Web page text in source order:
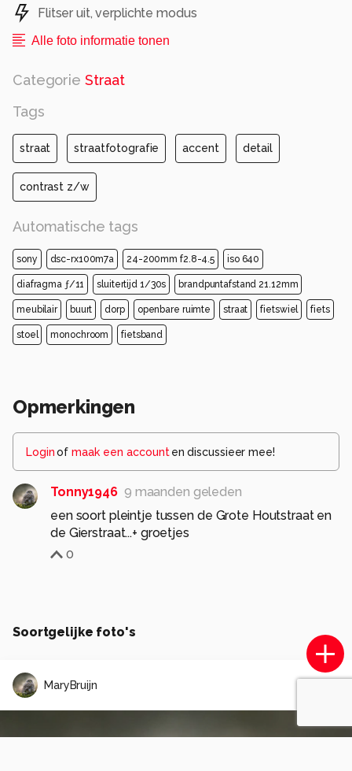
Flitser uit, verplichte modus
Alle foto informatie tonen
Categorie Straat
Tags
straat straatfotografie accent detail
contrast z/w
Automatische tags
sony dsc-rx100m7a 24-200mm f2.8-4.5 iso 640
diafragma ƒ/11 sluitertijd 1/30s brandpuntafstand 21.12mm
meubilair buurt dorp openbare ruimte straat fietswiel fiets
stoel monochroom fietsband
Opmerkingen
Loginof maak een account en discussieer mee!
Tonny1946 9 maanden geleden
een soort pleintje tussen de Grote Houtstraat en
de Gierstraat...+ groetjes
0
Soortgelijke foto's
MaryBruijn